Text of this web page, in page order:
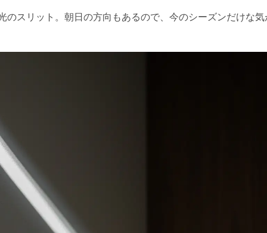
のスリット。朝日の方向もあるので、今のシーズンだけな